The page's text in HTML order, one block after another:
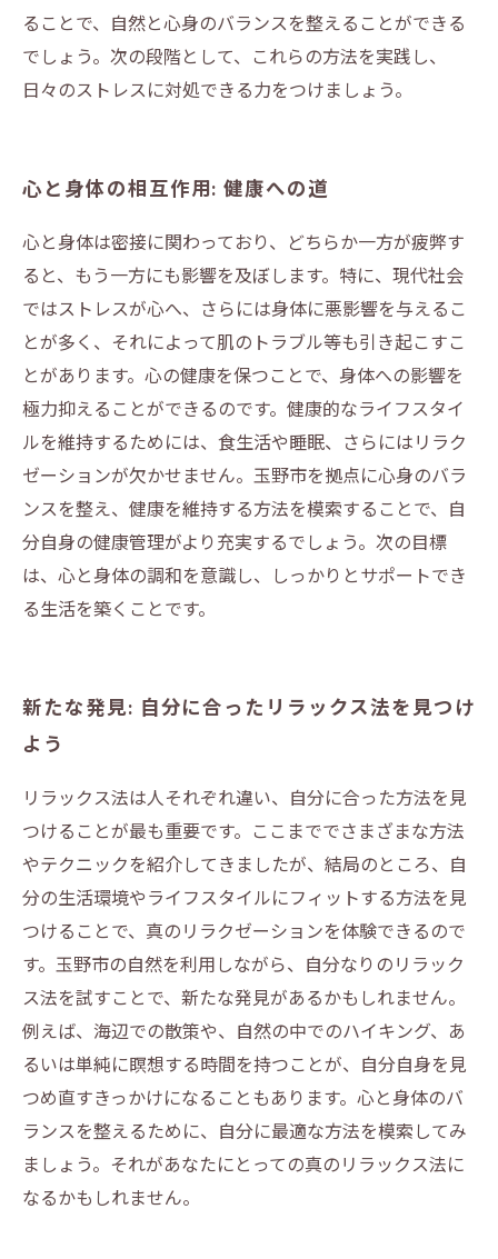
ることで、自然と心身のバランスを整えることができる
でしょう。次の段階として、これらの方法を実践し、
日々のストレスに対処できる力をつけましょう。
心と身体の相互作用: 健康への道
心と身体は密接に関わっており、どちらか一方が疲弊す
ると、もう一方にも影響を及ぼします。特に、現代社会
ではストレスが心へ、さらには身体に悪影響を与えるこ
とが多く、それによって肌のトラブル等も引き起こすこ
とがあります。心の健康を保つことで、身体への影響を
極力抑えることができるのです。健康的なライフスタイ
ルを維持するためには、食生活や睡眠、さらにはリラク
ゼーションが欠かせません。玉野市を拠点に心身のバラ
ンスを整え、健康を維持する方法を模索することで、自
分自身の健康管理がより充実するでしょう。次の目標
は、心と身体の調和を意識し、しっかりとサポートでき
る生活を築くことです。
新たな発見: 自分に合ったリラックス法を見つけ
よう
リラックス法は人それぞれ違い、自分に合った方法を見
つけることが最も重要です。ここまででさまざまな方法
やテクニックを紹介してきましたが、結局のところ、自
分の生活環境やライフスタイルにフィットする方法を見
つけることで、真のリラクゼーションを体験できるので
す。玉野市の自然を利用しながら、自分なりのリラック
ス法を試すことで、新たな発見があるかもしれません。
例えば、海辺での散策や、自然の中でのハイキング、あ
るいは単純に瞑想する時間を持つことが、自分自身を見
つめ直すきっかけになることもあります。心と身体のバ
ランスを整えるために、自分に最適な方法を模索してみ
ましょう。それがあなたにとっての真のリラックス法に
なるかもしれません。